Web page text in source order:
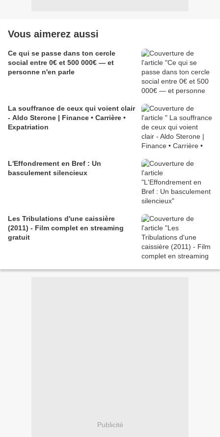
Vous aimerez aussi
Ce qui se passe dans ton cercle
social entre 0€ et 500 000€ — et
personne n'en parle
La souffrance de ceux qui voient clair
- Aldo Sterone | Finance • Carrière •
Expatriation
L'Effondrement en Bref : Un
basculement silencieux
Les Tribulations d'une caissière
(2011) - Film complet en streaming
gratuit
Publicité